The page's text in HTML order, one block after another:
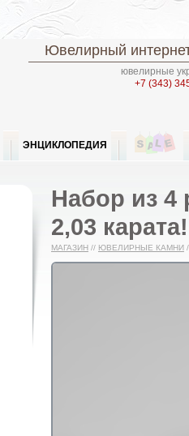
Ювелирный
ювелирные
+7 (343)
ЭНЦИКЛОПЕДИЯ
Набор из
2,03 карата!
МАГАЗИН // ЮВЕЛИРНЫЕ КАМНИ